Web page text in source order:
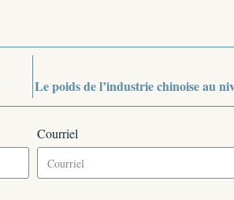
Le poids de l’industrie chinoise au
Courriel